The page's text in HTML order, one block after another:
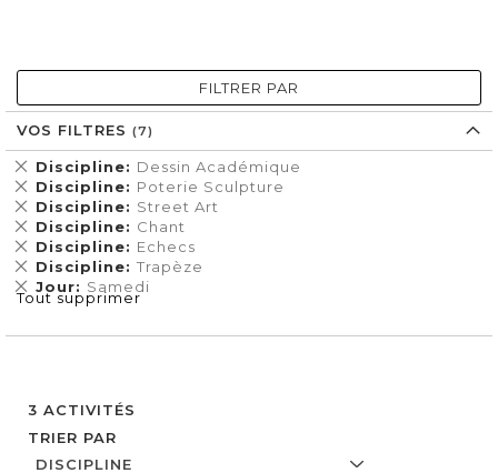
3 ACTIVITÉS
TRIER PAR
FILTRER PAR
VOS FILTRES
Discipline Dessin Académique
Supprimer
cet
Élément
Discipline Poterie Sculpture
Supprimer
cet
Élément
Discipline Street Art
Supprimer
cet
Élément
Discipline Chant
Supprimer
cet
Élément
Discipline Echecs
Supprimer
cet
Élément
Discipline Trapèze
Supprimer
cet
Élément
Jour Samedi
Supprimer
cet
Tout supprimer